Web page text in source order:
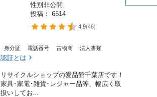
性別非公開
投稿： 6514
4.9(46)
身分証 電話番号 古物商 法人書類
認証とは
リサイクルショップの愛品館千葉店です！
家具･家電･雑貨･レジャー品等、幅広く取
扱いしてお...